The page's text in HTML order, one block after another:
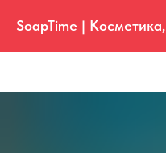
SoapTime |